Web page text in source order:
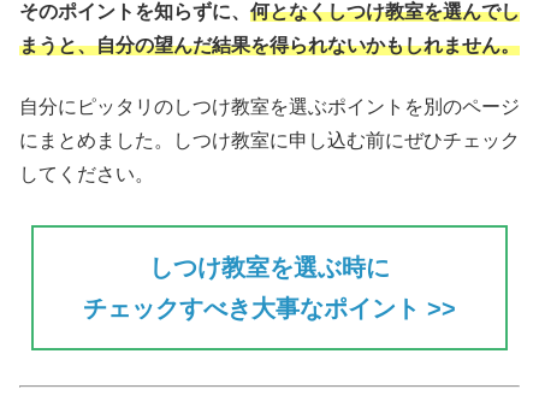
そのポイントを知らずに、 何となくしつけ教室を選んでし
まうと、自分の望んだ結果を得られないかもしれません。
自分にピッタリのしつけ教室を選ぶポイントを別のページ
にまとめました。しつけ教室に申し込む前にぜひチェック
してください。
しつけ教室を選ぶ時に
チェックすべき大事なポイント >>